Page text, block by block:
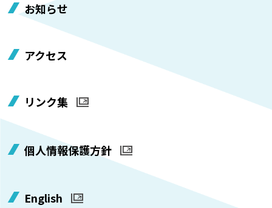
お知らせ
アクセス
リンク集
個人情報保護方針
English